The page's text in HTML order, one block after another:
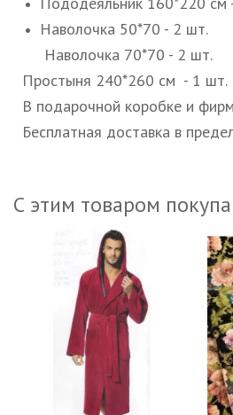
Наволочка 50*70 - 2 шт.
Наволочка 70*70 - 2 шт.
Простыня 240*260 см - 1 шт.
В подарочной коробке и
Бесплатная доставка в
С этим товаром